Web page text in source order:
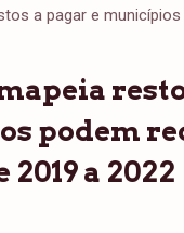
podem
a 2022